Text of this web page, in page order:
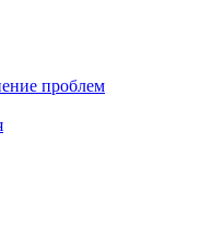
проблем